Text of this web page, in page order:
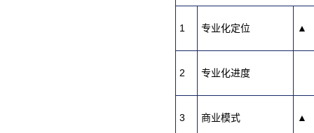
1 专业化定位 ▲
2 专业化进度
3 商业模式 ▲